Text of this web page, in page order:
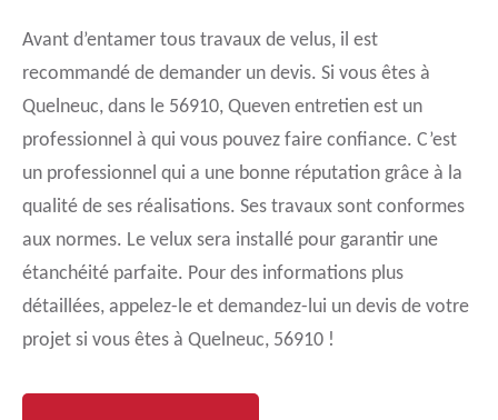
Avant d’entamer tous travaux de velus, il est
recommandé de demander un devis. Si vous êtes à
Quelneuc, dans le 56910, Queven entretien est un
professionnel à qui vous pouvez faire confiance. C’est
un professionnel qui a une bonne réputation grâce à la
qualité de ses réalisations. Ses travaux sont conformes
aux normes. Le velux sera installé pour garantir une
étanchéité parfaite. Pour des informations plus
détaillées, appelez-le et demandez-lui un devis de votre
projet si vous êtes à Quelneuc, 56910 !